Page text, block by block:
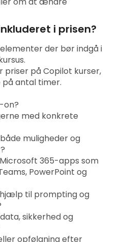
i prisen?
priser på Copilot kurser,
på antal timer.
on?
med konkrete
muligheder og
365-apps som
PowerPoint og
til prompting og
sikkerhed og
opfølgning efter